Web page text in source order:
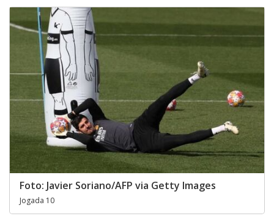
Foto: Javier Soriano/AFP via Getty Images
Jogada 10